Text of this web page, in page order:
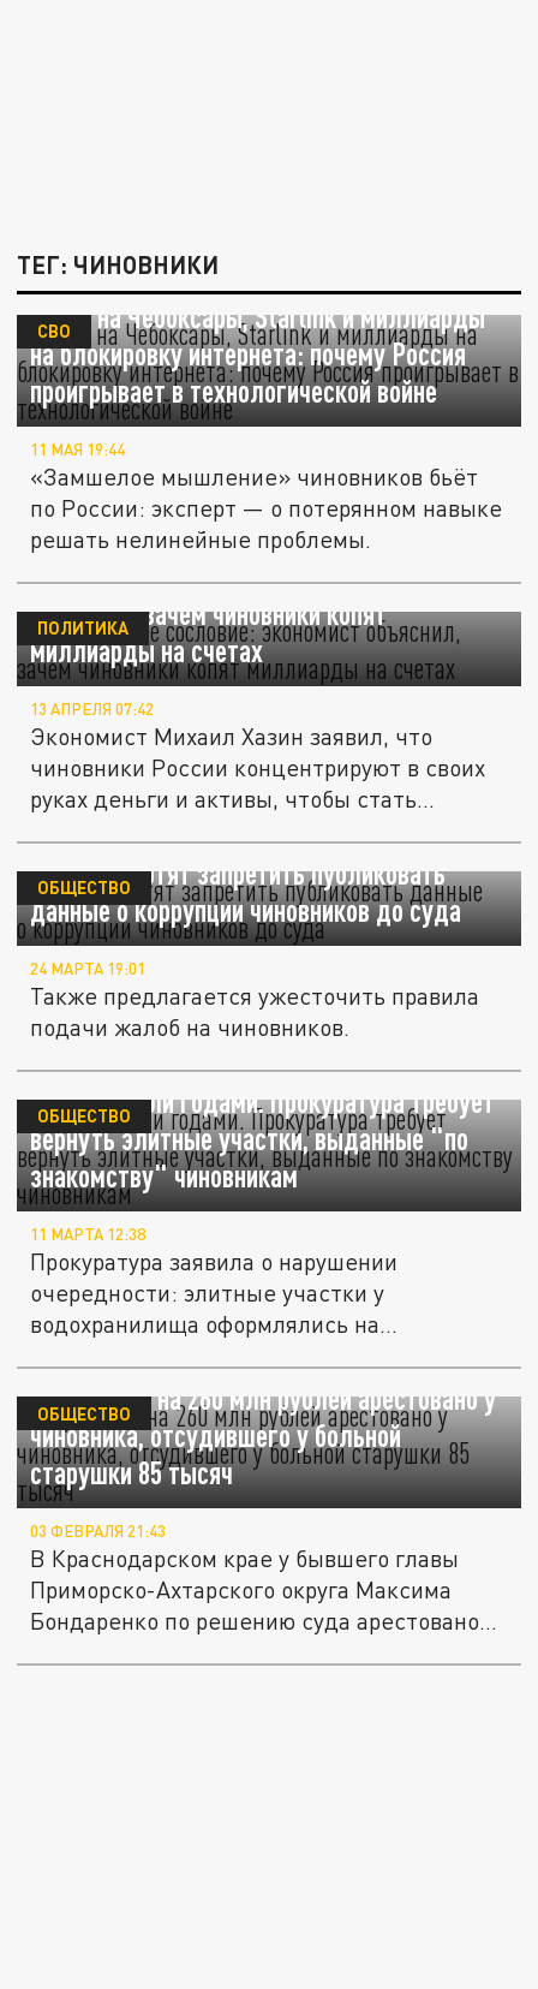
ТЕГ: ЧИНОВНИКИ
Атака на Чебоксары, Starlink и миллиарды
на блокировку интернета: почему Россия
проигрывает в технологической войне
СВО
11 МАЯ 19:44
«Замшелое мышление» чиновников бьёт
по России: эксперт — о потерянном навыке
решать нелинейные проблемы.
"Мы - высшее сословие": экономист
объяснил, зачем чиновники копят
миллиарды на счетах
ПОЛИТИКА
13 АПРЕЛЯ 07:42
Экономист Михаил Хазин заявил, что
чиновники России концентрируют в своих
руках деньги и активы, чтобы стать...
В России хотят запретить публиковать
данные о коррупции чиновников до суда
ОБЩЕСТВО
24 МАРТА 19:01
Также предлагается ужесточить правила
подачи жалоб на чиновников.
Семьи ждали годами. Прокуратура требует
вернуть элитные участки, выданные "по
знакомству" чиновникам
ОБЩЕСТВО
11 МАРТА 12:38
Прокуратура заявила о нарушении
очередности: элитные участки у
водохранилища оформлялись на
Имущество на 260 млн рублей арестовано у
чиновника, отсудившего у больной
старушки 85 тысяч
ОБЩЕСТВО
03 ФЕВРАЛЯ 21:43
В Краснодарском крае у бывшего главы
Приморско-Ахтарского округа Максима
Бондаренко по решению суда арестовано...